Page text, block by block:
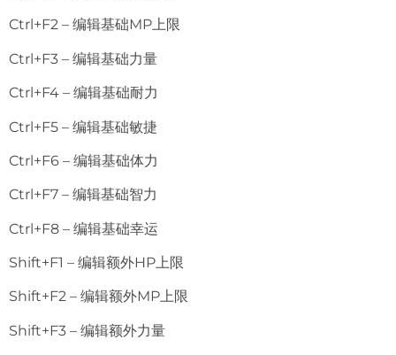
Ctrl+F2 – 编辑基础MP上限
Ctrl+F3 – 编辑基础力量
Ctrl+F4 – 编辑基础耐力
Ctrl+F5 – 编辑基础敏捷
Ctrl+F6 – 编辑基础体力
Ctrl+F7 – 编辑基础智力
Ctrl+F8 – 编辑基础幸运
Shift+F1 – 编辑额外HP上限
Shift+F2 – 编辑额外MP上限
Shift+F3 – 编辑额外力量